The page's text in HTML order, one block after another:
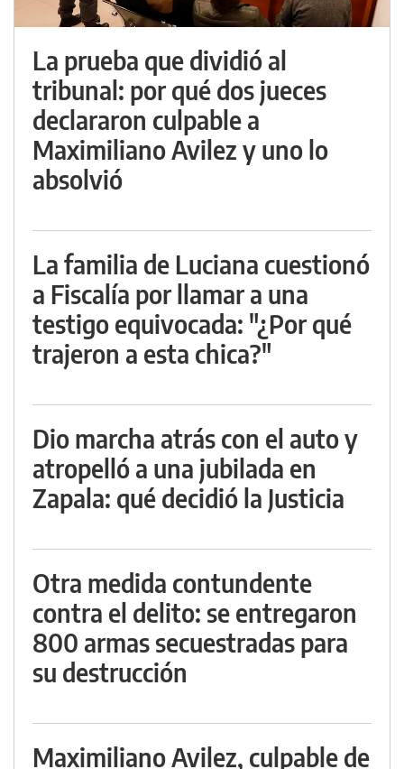
La prueba que dividió al
tribunal: por qué dos jueces
declararon culpable a
Maximiliano Avilez y uno lo
absolvió
La familia de Luciana cuestionó
a Fiscalía por llamar a una
testigo equivocada: "¿Por qué
trajeron a esta chica?"
Dio marcha atrás con el auto y
atropelló a una jubilada en
Zapala: qué decidió la Justicia
Otra medida contundente
contra el delito: se entregaron
800 armas secuestradas para
su destrucción
Maximiliano Avilez, culpable de